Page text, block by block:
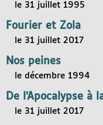
le 31 juillet 1995
Fourier et Zola
le 31 juillet 2017
Nos peines
le décembre 1994
De l’Apocalypse
le 31 juillet 2017